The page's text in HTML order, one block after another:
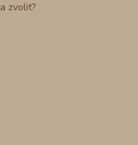
zvolit?